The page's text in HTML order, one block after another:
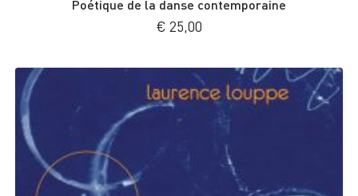
Poétique de la danse contemporaine
€ 25,00